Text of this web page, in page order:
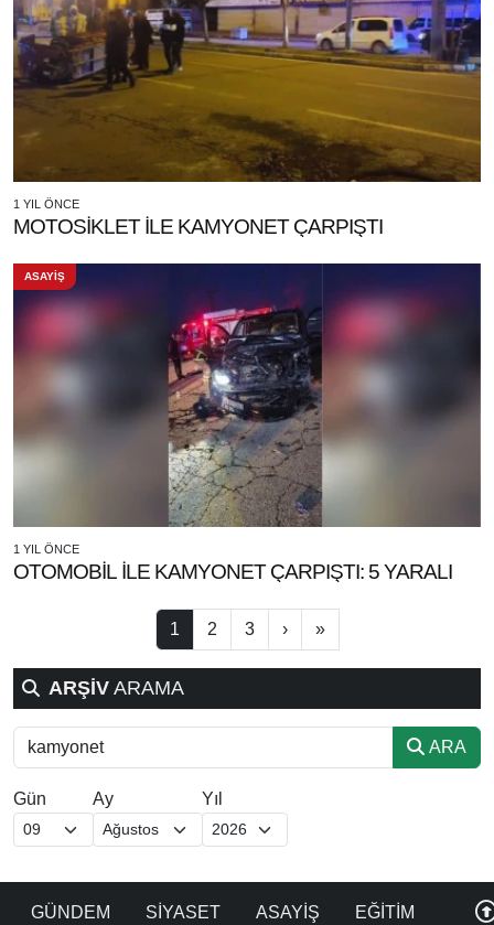
1 YIL ÖNCE
MOTOSİKLET İLE KAMYONET ÇARPIŞTI
ASAYİŞ
1 YIL ÖNCE
OTOMOBİL İLE KAMYONET ÇARPIŞTI: 5 YARALI
1 2 3 › »
ARŞİV ARAMA
ARA
Gün Ay Yıl
GÜNDEM SİYASET ASAYİŞ EĞİTİM